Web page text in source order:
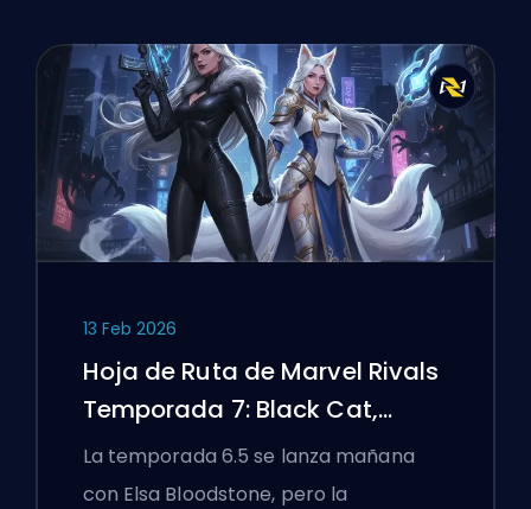
13 Feb 2026
Hoja de Ruta de Marvel Rivals
Temporada 7: Black Cat,
White Fox y el Evento Monsters
Take Manhattan
La temporada 6.5 se lanza mañana
con Elsa Bloodstone, pero la